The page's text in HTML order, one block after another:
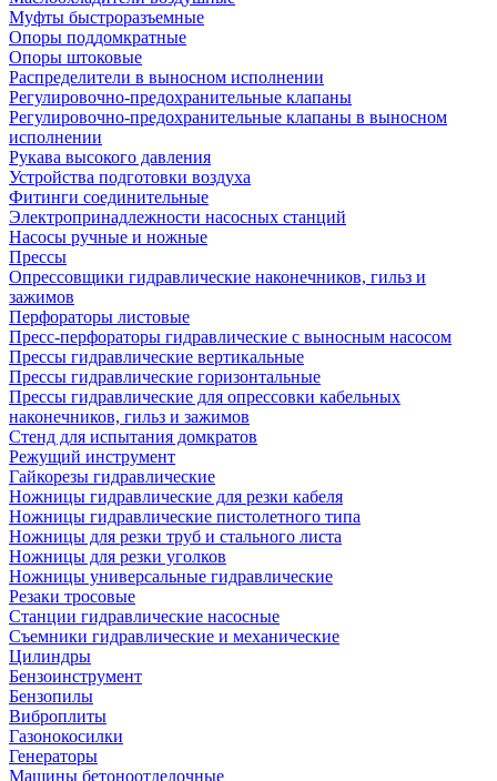
Муфты быстроразъемные
Опоры поддомкратные
Опоры штоковые
Распределители в выносном исполнении
Регулировочно-предохранительные клапаны
Регулировочно-предохранительные клапаны в выносном
исполнении
Рукава высокого давления
Устройства подготовки воздуха
Фитинги соединительные
Электропринадлежности насосных станций
Насосы ручные и ножные
Прессы
Опрессовщики гидравлические наконечников, гильз и
зажимов
Перфораторы листовые
Пресс-перфораторы гидравлические с выносным насосом
Прессы гидравлические вертикальные
Прессы гидравлические горизонтальные
Прессы гидравлические для опрессовки кабельных
наконечников, гильз и зажимов
Стенд для испытания домкратов
Режущий инструмент
Гайкорезы гидравлические
Ножницы гидравлические для резки кабеля
Ножницы гидравлические пистолетного типа
Ножницы для резки труб и стального листа
Ножницы для резки уголков
Ножницы универсальные гидравлические
Резаки тросовые
Станции гидравлические насосные
Съемники гидравлические и механические
Цилиндры
Бензоинструмент
Бензопилы
Виброплиты
Газонокосилки
Генераторы
Машины бетоноотделочные